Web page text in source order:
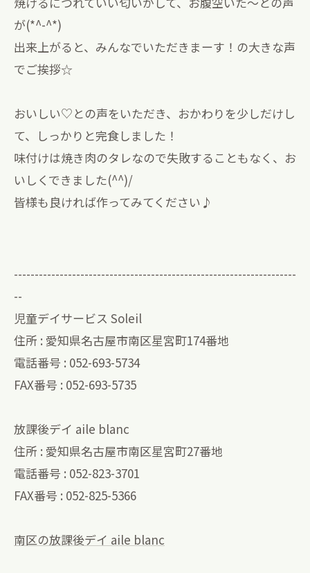
が(*^-^*)
出来上がると、みんなでいただきまーす！の大きな声
でご挨拶☆
おいしい♡との声をいただき、おかわりを少しだけし
て、しっかりと完食しました！
味付けは焼き肉のタレなので失敗することもなく、お
いしくできました(^^)/
皆様も良ければ作ってみてください♪
--------------------------------------------------------------------
--
児童デイサービス Soleil
住所 : 愛知県名古屋市南区星宮町174番地
電話番号 : 052-693-5734
FAX番号 : 052-693-5735
放課後デイ aile blanc
住所 : 愛知県名古屋市南区星宮町27番地
電話番号 : 052-823-3701
FAX番号 : 052-825-5366
南区の放課後デイ aile blanc